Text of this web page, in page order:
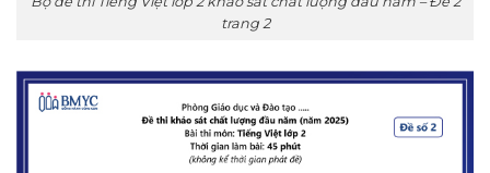
trang 2